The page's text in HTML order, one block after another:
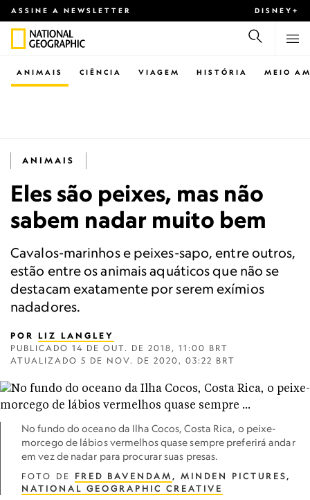
ASSINE A NEWSLETTER DISNEY+
CIÊNCIA VIAGEM
ANIMAIS HISTÓRIA MEIO
ANIMAIS
Eles são peixes, mas não
sabem nadar muito bem
Cavalos-marinhos e peixes-sapo, entre outros,
estão entre os animais aquáticos que não se
destacam exatamente por serem exímios
nadadores.
POR LIZ LANGLEY
PUBLICADO 14 DE OUT. DE 2018, 11:00 BRT
ATUALIZADO 5 DE NOV. DE 2020, 03:22 BRT
No fundo do oceano da Ilha Cocos, Costa Rica, o peixe-
morcego de lábios vermelhos quase sempre preferirá andar
em vez de nadar para procurar suas presas.
FOTO DE FRED BAVENDAM , MINDEN PICTURES,
NATIONAL GEOGRAPHIC CREATIVE